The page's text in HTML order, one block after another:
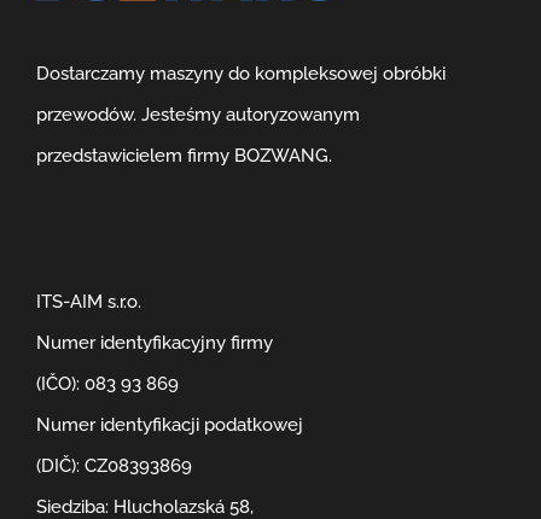
Dostarczamy maszyny do kompleksowej obróbki
przewodów. Jesteśmy autoryzowanym
przedstawicielem firmy BOZWANG.
ITS-AIM s.r.o.
Numer identyfikacyjny firmy
(IČO): 083 93 869
Numer identyfikacji podatkowej
(DIČ): CZ08393869
Siedziba: Hlucholazská 58,